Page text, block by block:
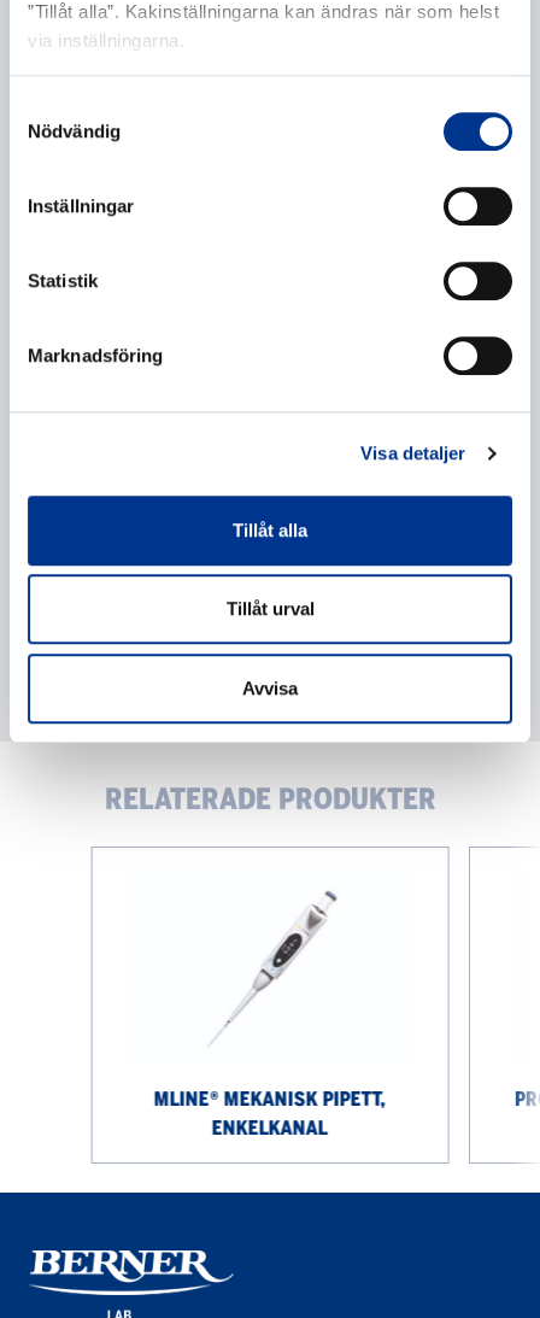
”Tillåt alla”. Kakinställningarna kan ändras när som helst
via inställningarna.
Nödvändig
Inställningar
Statistik
Marknadsföring
Visa detaljer
Tillåt alla
Tillåt urval
Avvisa
Telefonnummer
Behandling av personuppgifter
Jag ger mitt samtycke till behandlingen av mina
RELATERADE PRODUKTER
MLINE® MEKANISK PIPETT,
ENKELKANAL